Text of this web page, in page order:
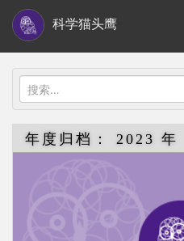
i
科学猫头鹰
搜
索：
年度归档： 2023 年